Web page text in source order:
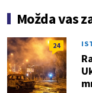
Možda vas
24